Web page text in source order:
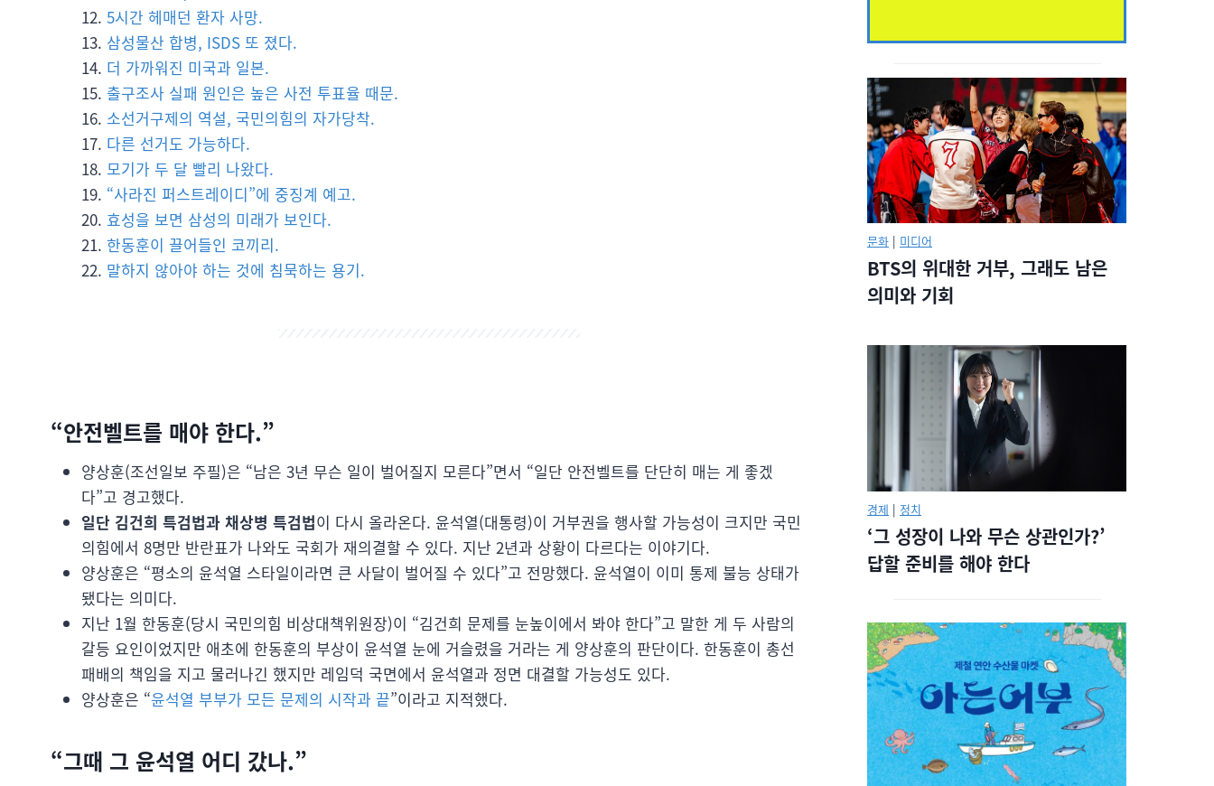
5시간 헤매던 환자 사망.
삼성물산 합병, ISDS 또 졌다.
더 가까워진 미국과 일본.
출구조사 실패 원인은 높은 사전 투표율 때문.
소선거구제의 역설, 국민의힘의 자가당착.
다른 선거도 가능하다.
모기가 두 달 빨리 나왔다.
“사라진 퍼스트레이디”에 중징계 예고.
효성을 보면 삼성의 미래가 보인다.
한동훈이 끌어들인 코끼리.
말하지 않아야 하는 것에 침묵하는 용기.
“안전벨트를 매야 한다.”
양상훈(조선일보 주필)은 “남은 3년 무슨 일이 벌어질지 모른다”면서 “일단 안전벨트를 단단히 매는 게 좋겠
다”고 경고했다.
일단 김건희 특검법과 채상병 특검법이 다시 올라온다. 윤석열(대통령)이 거부권을 행사할 가능성이 크지만 국민
의힘에서 8명만 반란표가 나와도 국회가 재의결할 수 있다. 지난 2년과 상황이 다르다는 이야기다.
양상훈은 “평소의 윤석열 스타일이라면 큰 사달이 벌어질 수 있다”고 전망했다. 윤석열이 이미 통제 불능 상태가
됐다는 의미다.
지난 1월 한동훈(당시 국민의힘 비상대책위원장)이 “김건희 문제를 눈높이에서 봐야 한다”고 말한 게 두 사람의
갈등 요인이었지만 애초에 한동훈의 부상이 윤석열 눈에 거슬렸을 거라는 게 양상훈의 판단이다. 한동훈이 총선
패배의 책임을 지고 물러나긴 했지만 레임덕 국면에서 윤석열과 정면 대결할 가능성도 있다.
양상훈은 “윤석열 부부가 모든 문제의 시작과 끝”이라고 지적했다.
“그때 그 윤석열 어디 갔나.”
문화 | 미디어
BTS의 위대한 거부, 그래도 남은
의미와 기회
경제 | 정치
‘그 성장이 나와 무슨 상관인가?’
답할 준비를 해야 한다